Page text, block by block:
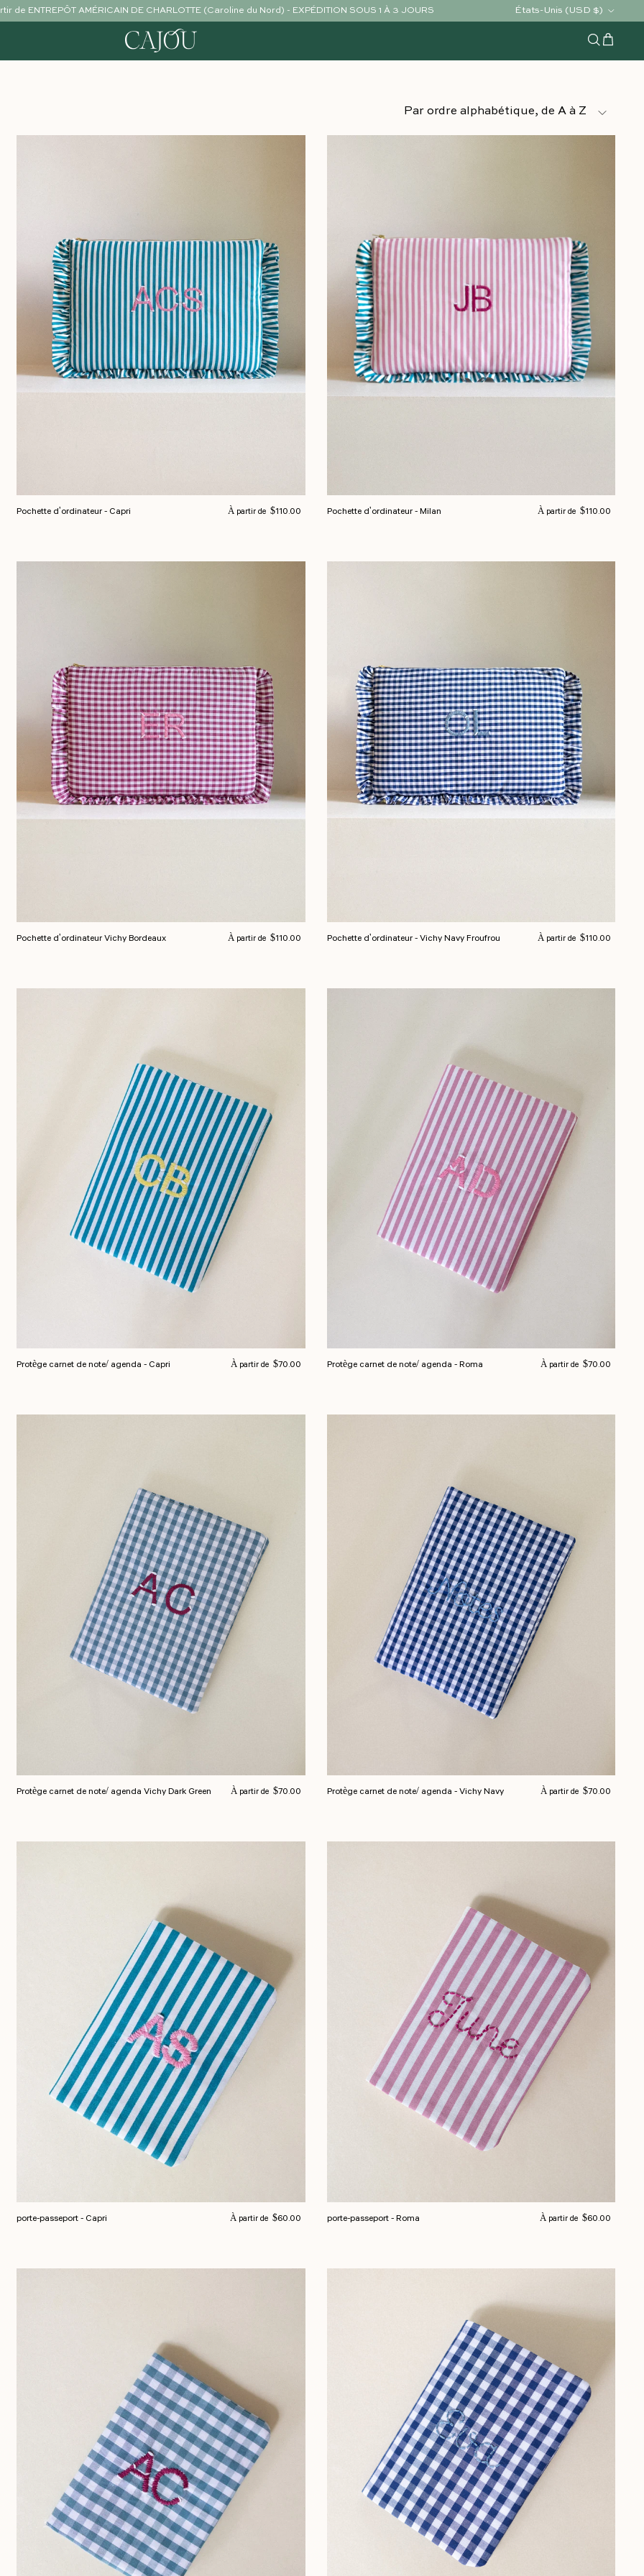
de ENTREPÔT AMÉRICAIN DE CHARLOTTE (Caroline du Nord) - EXPÉDITION SOUS 1 À 3 JOURS
Pays/Région
États-Unis (USD $)
Recherche
Chariot
Trier par
Par ordre alphabétique, de A à Z
Pochette d'ordinateur - Capri Prix normal
À partir de $110.00 Pochette d'ordinateur - Milan Prix normal
À partir de $110.00
Pochette d'ordinateur Vichy Bordeaux Prix normal
À partir de $110.00 Pochette d'ordinateur - Vichy Navy Froufrou Prix normal
À partir de $110.00
Protège carnet de note/ agenda - Capri Prix normal
À partir de $70.00 Protège carnet de note/ agenda - Roma Prix normal
À partir de $70.00
Protège carnet de note/ agenda Vichy Dark Green Prix normal
À partir de $70.00 Protège carnet de note/ agenda - Vichy Navy Prix normal
À partir de $70.00
porte-passeport - Capri Prix normal
À partir de $60.00 porte-passeport - Roma Prix normal
À partir de $60.00